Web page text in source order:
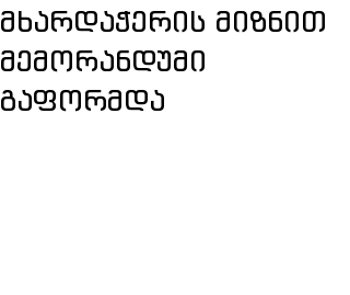
მხარდაჭერის მიზნით
მემორანდუმი
გაფორმდა